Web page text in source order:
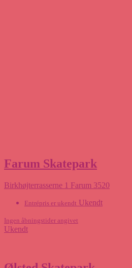
Farum Skatepark
Birkhøjterrasserne 1 Farum 3520
Entrépris er ukendt Ukendt
Ingen åbningstider angivet
Ukendt